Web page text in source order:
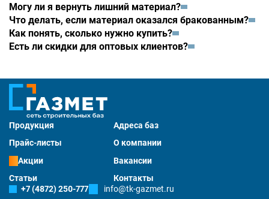
Могу ли я вернуть лишний материал?
Что делать, если материал оказался бракованным?
Как понять, сколько нужно купить?
Есть ли скидки для оптовых клиентов?
Продукция
Адреса баз
Прайс-листы
О компании
Акции
Вакансии
Статьи
Контакты
+7 (4872) 250-777
info@tk-gazmet.ru